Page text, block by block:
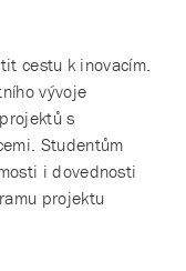
cestu k inovacím.
vývoje
s
Studentům
i dovednosti
projektu